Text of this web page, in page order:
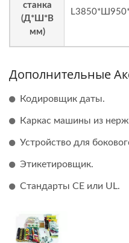
станка
(Д*Ш*В
мм)
Дополнительные
Кодировщик даты.
Каркас машины из
Устройство для
Этикетировщик.
Стандарты CE или UL.